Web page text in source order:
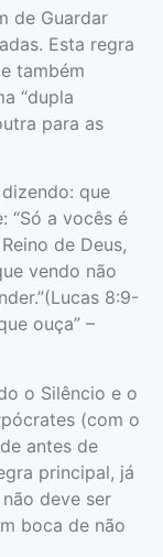
de Guardar
Esta regra
também
“dupla
para as
que
“Só a vocês é
de Deus,
vendo não
8:9-
ouça” –
o Silêncio e o
(com o
antes de
principal, já
deve ser
boca de não